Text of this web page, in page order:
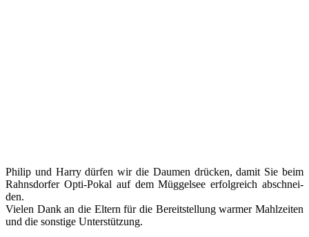
Phi­lip und Har­ry dür­fen wir die Dau­men drü­cken, da­mit Sie beim
Rahns­dor­fer Op­ti-Po­kal auf dem Müg­gel­see er­folg­reich ab­schnei­
den.
Vie­len Dank an die El­tern für die Be­reit­stel­lung war­mer Mahl­zei­ten
und die sons­ti­ge Un­ter­stüt­zung.